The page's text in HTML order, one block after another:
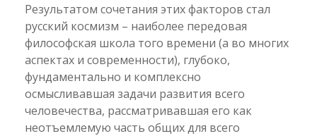
Результатом сочетания этих факторов стал
русский космизм – наиболее передовая
философская школа того времени (а во многих
аспектах и современности), глубоко,
фундаментально и комплексно
осмысливавшая задачи развития всего
человечества, рассматривавшая его как
неотъемлемую часть общих для всего